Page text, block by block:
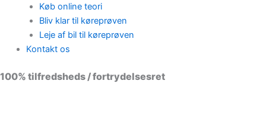
Køb online teori
Bliv klar til køreprøven
Leje af bil til køreprøven
Kontakt os
100% tilfredsheds / fortrydelsesret